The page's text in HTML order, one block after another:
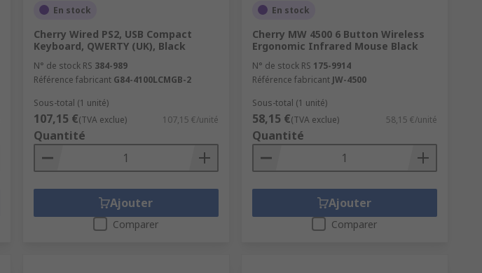
En stock
Cherry Wired PS2, USB Compact
Keyboard, QWERTY (UK), Black
N° de stock RS 384-989
Référence fabricant G84-4100LCMGB-2
Sous-total (1 unité)
107,15 €(TVA exclue) 107,15 €/unité
Quantité
Ajouter
Comparer
En stock
Cherry MW 4500 6 Button Wireless
Ergonomic Infrared Mouse Black
N° de stock RS 175-9914
Référence fabricant JW-4500
Sous-total (1 unité)
58,15 €(TVA exclue) 58,15 €/unité
Quantité
Ajouter
Comparer